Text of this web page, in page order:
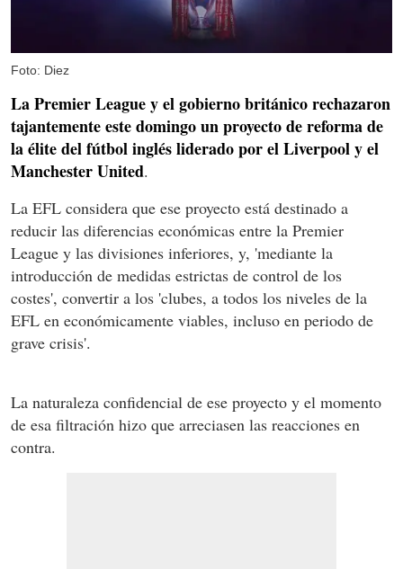
Foto: Diez
La Premier League y el gobierno británico rechazaron
tajantemente este domingo un proyecto de reforma de
la élite del fútbol inglés liderado por el Liverpool y el
Manchester United.
La EFL considera que ese proyecto está destinado a
reducir las diferencias económicas entre la Premier
League y las divisiones inferiores, y, 'mediante la
introducción de medidas estrictas de control de los
costes', convertir a los 'clubes, a todos los niveles de la
EFL en económicamente viables, incluso en periodo de
grave crisis'.
La naturaleza confidencial de ese proyecto y el momento
de esa filtración hizo que arreciasen las reacciones en
contra.